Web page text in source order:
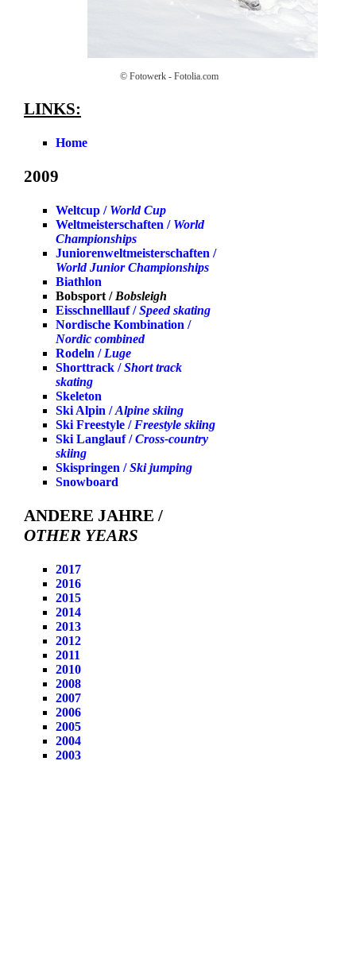
© Fotowerk - Fotolia.com
LINKS:
Home
2009
Weltcup / World Cup
Weltmeisterschaften / World
Championships
Juniorenweltmeisterschaften /
World Junior Championships
Biathlon
Bobsport / Bobsleigh
Eisschnelllauf /Speed skating
Nordische Kombination /
Nordic combined
Rodeln / Luge
Shorttrack /Short track
skating
Skeleton
Ski Alpin /Alpine skiing
Ski Freestyle / Freestyle skiing
Ski Langlauf /Cross-country
skiing
Skispringen /Ski jumping
Snowboard
ANDERE JAHRE /
OTHER YEARS
2017
2016
2015
2014
2013
2012
2011
2010
2008
2007
2006
2005
2004
2003